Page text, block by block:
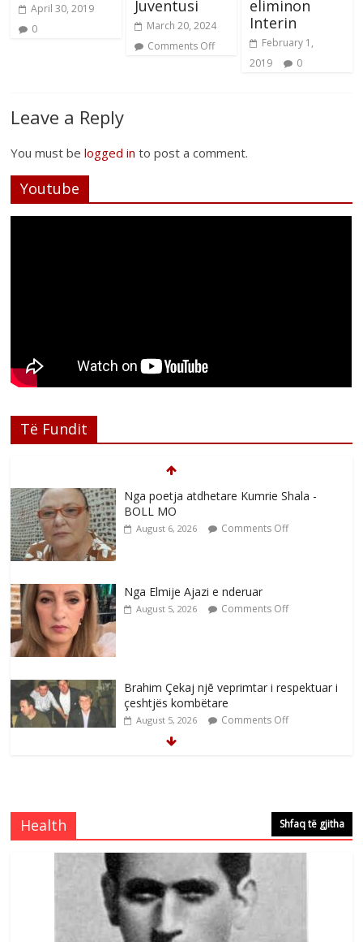
April 30, 2019
0
Juventusi
March 20, 2024
Comments Off
eliminon
Interin
February 1,
2019
0
Leave a Reply
You must belogged in to post a comment.
Youtube
Të Fundit
Nga poetja atdhetare Kumrie Shala -
BOLL MO
August 6, 2026 Comments Off
Nga Elmije Ajazi e nderuar
August 5, 2026 Comments Off
Brahim Çekaj njē veprimtar i respektuar i
çeshtjës kombëtare
August 5, 2026 Comments Off
e invalidëve në Fushë Kosovë
Comments Off
Çlirimtari Agron Gërvalla me takime pune
në atdhe të shoqerisë Levizja
August 3, 2026 Comments Off
Health Shfaq të gjitha